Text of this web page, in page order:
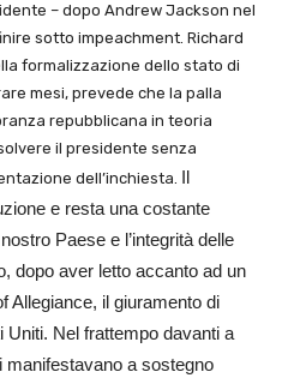
– dopo Andrew Jackson nel
sotto impeachment. Richard
formalizzazione dello stato di
mesi, prevede che la palla
repubblicana in teoria
il presidente senza
dell’inchiesta. Il
e resta una costante
Paese e l’integrità delle
dopo aver letto accanto ad un
Allegiance, il giuramento di
Uniti. Nel frattempo davanti a
manifestavano a sostegno